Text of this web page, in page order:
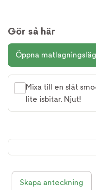
Gör så här
Öppna
Mixa till en slät
lite isbitar. Njut!
Skapa anteckning